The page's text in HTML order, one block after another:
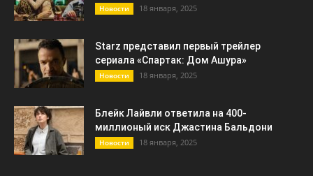
Новости 18 января, 2025
Starz представил первый трейлер
сериала «Спартак: Дом Ашура»
Новости 18 января, 2025
Блейк Лайвли ответила на 400-
миллионый иск Джастина Бальдони
Новости 18 января, 2025